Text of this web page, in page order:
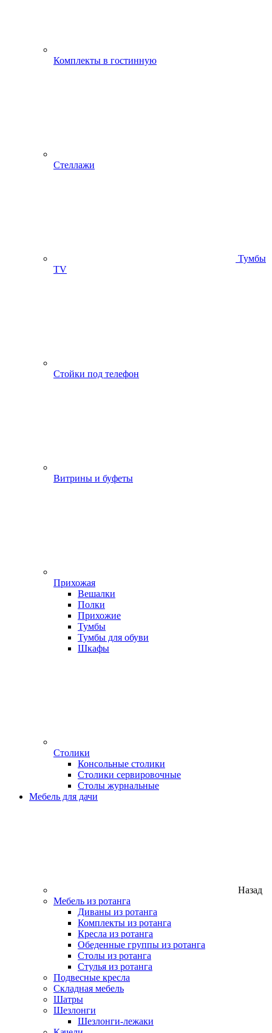
Комплекты в гостинную
Стеллажи
Тумбы
ТV
Стойки под телефон
Витрины и буфеты
Прихожая
Вешалки
Полки
Прихожие
Тумбы
Тумбы для обуви
Шкафы
Столики
Консольные столики
Столики сервировочные
Столы журнальные
Мебель для дачи
Назад
Мебель из ротанга
Диваны из ротанга
Комплекты из ротанга
Кресла из ротанга
Обеденные группы из ротанга
Столы из ротанга
Стулья из ротанга
Подвесные кресла
Складная мебель
Шатры
Шезлонги
Шезлонги-лежаки